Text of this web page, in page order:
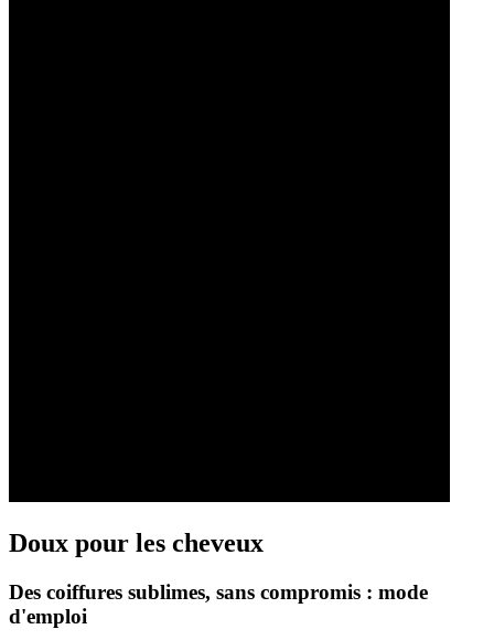
Doux pour les cheveux
Des coiffures sublimes, sans compromis : mode
d'emploi